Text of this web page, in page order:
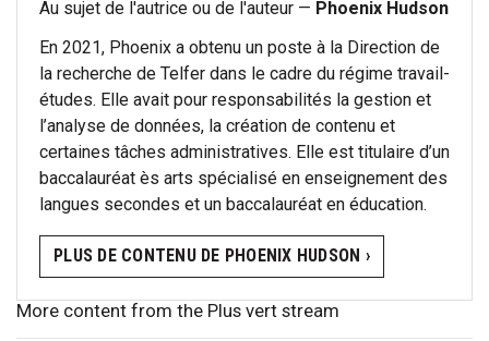
Au sujet de l'autrice ou de l'auteur — Phoenix Hudson
En 2021, Phoenix a obtenu un poste à la Direction de
la recherche de Telfer dans le cadre du régime travail-
études. Elle avait pour responsabilités la gestion et
l’analyse de données, la création de contenu et
certaines tâches administratives. Elle est titulaire d’un
baccalauréat ès arts spécialisé en enseignement des
langues secondes et un baccalauréat en éducation.
PLUS DE CONTENU DE PHOENIX HUDSON ›
More content from the Plus vert stream